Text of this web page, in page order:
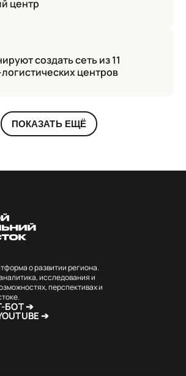
центр
создать сеть из 11
центров
ПОКАЗАТЬ ЕЩЁ
о развитии региона.
исследования и
перспективах и
БОТ ➔
➔